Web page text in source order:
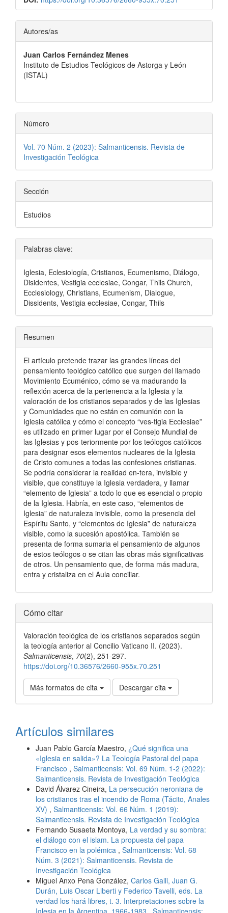
Contenido
principal
del
artículo
Autores/as
Juan Carlos Fernández Menes
Instituto de Estudios Teológicos de Astorga y León
(ISTAL)
Número
Vol. 70 Núm. 2 (2023): Salmanticensis. Revista de
Investigación Teológica
Sección
Estudios
Palabras clave:
Iglesia, Eclesiología, Cristianos, Ecumenismo, Diálogo,
Disidentes, Vestigia ecclesiae, Congar, Thils Church,
Ecclesiology, Christians, Ecumenism, Dialogue,
Dissidents, Vestigia ecclesiae, Congar, Thils
Resumen
El artículo pretende trazar las grandes líneas del
pensamiento teológico católico que surgen del llamado
Movimiento Ecuménico, cómo se va madurando la
reflexión acerca de la pertenencia a la Iglesia y la
valoración de los cristianos separados y de las Iglesias
y Comunidades que no están en comunión con la
Iglesia católica y cómo el concepto “ves-tigia Ecclesiae”
es utilizado en primer lugar por el Consejo Mundial de
las Iglesias y pos-teriormente por los teólogos católicos
para designar esos elementos nucleares de la Iglesia
de Cristo comunes a todas las confesiones cristianas.
Se podría considerar la realidad en-tera, invisible y
visible, que constituye la Iglesia verdadera, y llamar
“elemento de Iglesia” a todo lo que es esencial o propio
de la Iglesia. Habría, en este caso, “elementos de
Iglesia” de naturaleza invisible, como la presencia del
Espíritu Santo, y “elementos de Iglesia” de naturaleza
visible, como la sucesión apostólica. También se
presenta de forma sumaria el pensamiento de algunos
de estos teólogos o se citan las obras más significativas
de otros. Un pensamiento que, de forma más madura,
entra y cristaliza en el Aula conciliar.
Detalles
del
artículo
Cómo citar
Valoración teológica de los cristianos separados según
la teología anterior al Concilio Vaticano II. (2023).
Salmanticensis, 70(2), 251-297.
https://doi.org/10.36576/2660-955x.70.251
Más formatos de cita Descargar cita
Artículos similares
Juan Pablo García Maestro, ¿Qué significa una
«Iglesia en salida»? La Teología Pastoral del papa
Francisco , Salmanticensis: Vol. 69 Núm. 1-2 (2022):
Salmanticensis. Revista de Investigación Teológica
David Álvarez Cineira, La persecución neroniana de
los cristianos tras el incendio de Roma (Tácito, Anales
XV) , Salmanticensis: Vol. 66 Núm. 1 (2019):
Salmanticensis. Revista de Investigación Teológica
Fernando Susaeta Montoya, La verdad y su sombra:
el diálogo con el islam. La propuesta del papa
Francisco en la polémica , Salmanticensis: Vol. 68
Núm. 3 (2021): Salmanticensis. Revista de
Investigación Teológica
Miguel Anxo Pena González, Carlos Galli, Juan G.
Durán, Luis Oscar Liberti y Federico Tavelli, eds. La
verdad los hará libres, t. 3. Interpretaciones sobre la
Iglesia en la Argentina. 1966-1983
Salmanticensis: